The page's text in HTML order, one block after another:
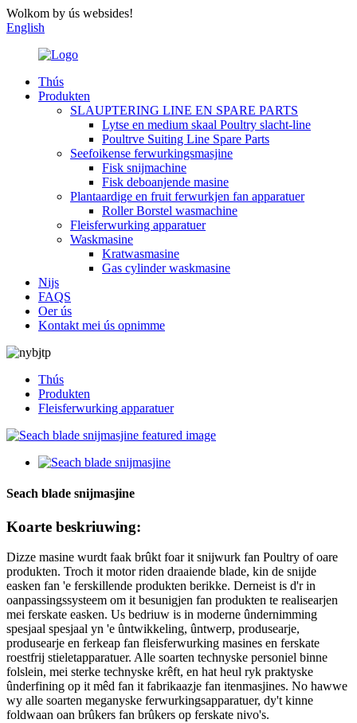
Wolkom by ús websides!
English
Thús
Produkten
SLAUPTERING LINE EN SPARE PARTS
Lytse en medium skaal Poultry slacht-line
Poultrve Suiting Line Spare Parts
Seefoikense ferwurkingsmasjine
Fisk snijmachine
Fisk deboanjende masine
Plantaardige en fruit ferwurkjen fan apparatuer
Roller Borstel wasmachine
Fleisferwurking apparatuer
Waskmasine
Kratwasmasine
Gas cylinder waskmasine
Nijs
FAQS
Oer ús
Kontakt mei ús opnimme
Thús
Produkten
Fleisferwurking apparatuer
Seach blade snijmasjine
Koarte beskriuwing:
Dizze masine wurdt faak brûkt foar it snijwurk fan Poultry of oare
produkten. Troch it motor riden draaiende blade, kin de snijde
easken fan 'e ferskillende produkten berikke. Derneist is d'r in
oanpassingssysteem om it besunigjen fan produkten te realisearjen
mei ferskate easken. Us bedriuw is in moderne ûndernimming
spesjaal spesjaal yn 'e ûntwikkeling, ûntwerp, produsearje,
produsearje en ferkeap fan fleisferwurking masines en ferskate
roestfrij stieletapparatuer. Alle soarten technyske personiel binne
folslein, mei sterke technyske krêft, en hat heul ryk praktyske
ûnderfining op it mêd fan it fabrikaazje fan itenmasjines. No hawwe
wy alle soarten meganyske ferwurkingsapparatuer, dy't kinne
foldwaan oan brûkers fan brûkers op ferskate nivo's.